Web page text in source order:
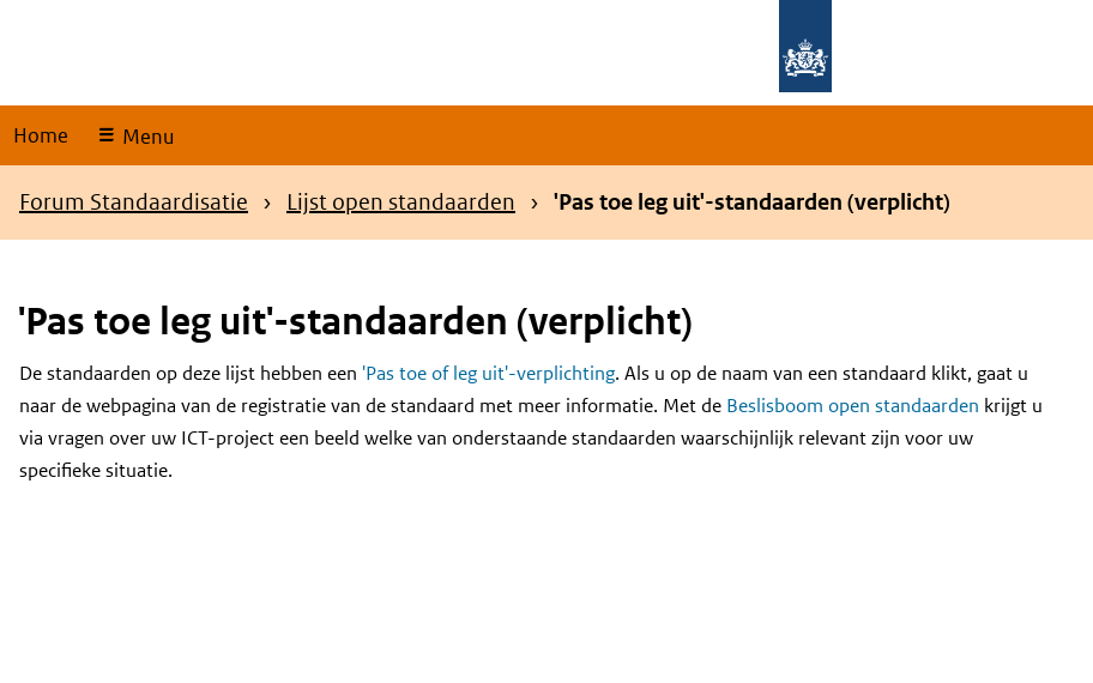
Home Menu
Kruimelpad
Forum Standaardisatie Lijst open standaarden 'Pas toe leg uit'-standaarden (verplicht)
'Pas toe leg uit'-standaarden (verplicht)
Content
De standaarden op deze lijst hebben een 'Pas toe of leg uit'-verplichting. Als u op de naam van een standaard klikt, gaat u
naar de webpagina van de registratie van de standaard met meer informatie. Met de Beslisboom open standaarden krijgt u
via vragen over uw ICT-project een beeld welke van onderstaande standaarden waarschijnlijk relevant zijn voor uw
specifieke situatie.